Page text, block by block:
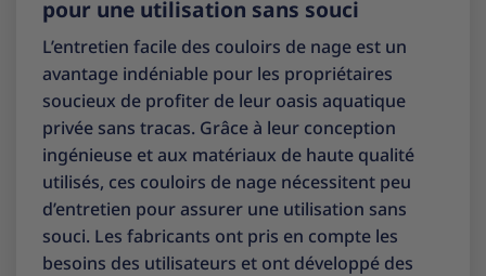
pour une utilisation sans souci
L’entretien facile des couloirs de nage est un
avantage indéniable pour les propriétaires
soucieux de profiter de leur oasis aquatique
privée sans tracas. Grâce à leur conception
ingénieuse et aux matériaux de haute qualité
utilisés, ces couloirs de nage nécessitent peu
d’entretien pour assurer une utilisation sans
souci. Les fabricants ont pris en compte les
besoins des utilisateurs et ont développé des